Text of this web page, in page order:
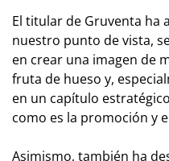
El titular de Gruventa ha
nuestro punto de vista,
en crear una imagen de
fruta de hueso y,
en un capítulo
como es la promoción y
Asimismo, también ha